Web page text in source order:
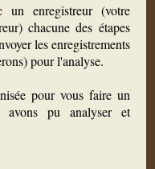
un enregistreur (votre
chacune des étapes
les enregistrements
pour l'analyse.
pour vous faire un
pu analyser et